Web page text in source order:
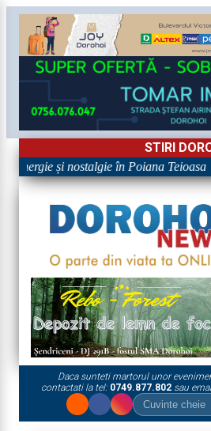
STIRI
și nostalgie în Poiana Teioasa
Daca sunteti martorul unor
contactati la tel: 0749.877.802sau